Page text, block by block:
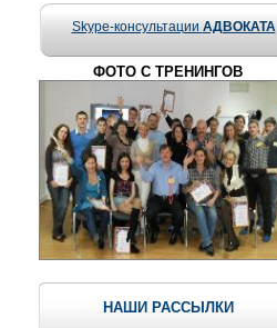
Skype-консультации АДВОКАТА
ФОТО С ТРЕНИНГОВ
НАШИ РАССЫЛКИ